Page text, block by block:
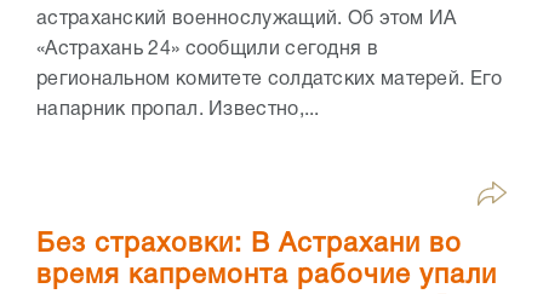
астраханский военнослужащий. Об этом ИА
«Астрахань 24» сообщили сегодня в
региональном комитете солдатских матерей. Его
напарник пропал. Известно,...
Без страховки: В Астрахани во
время капремонта рабочие упали